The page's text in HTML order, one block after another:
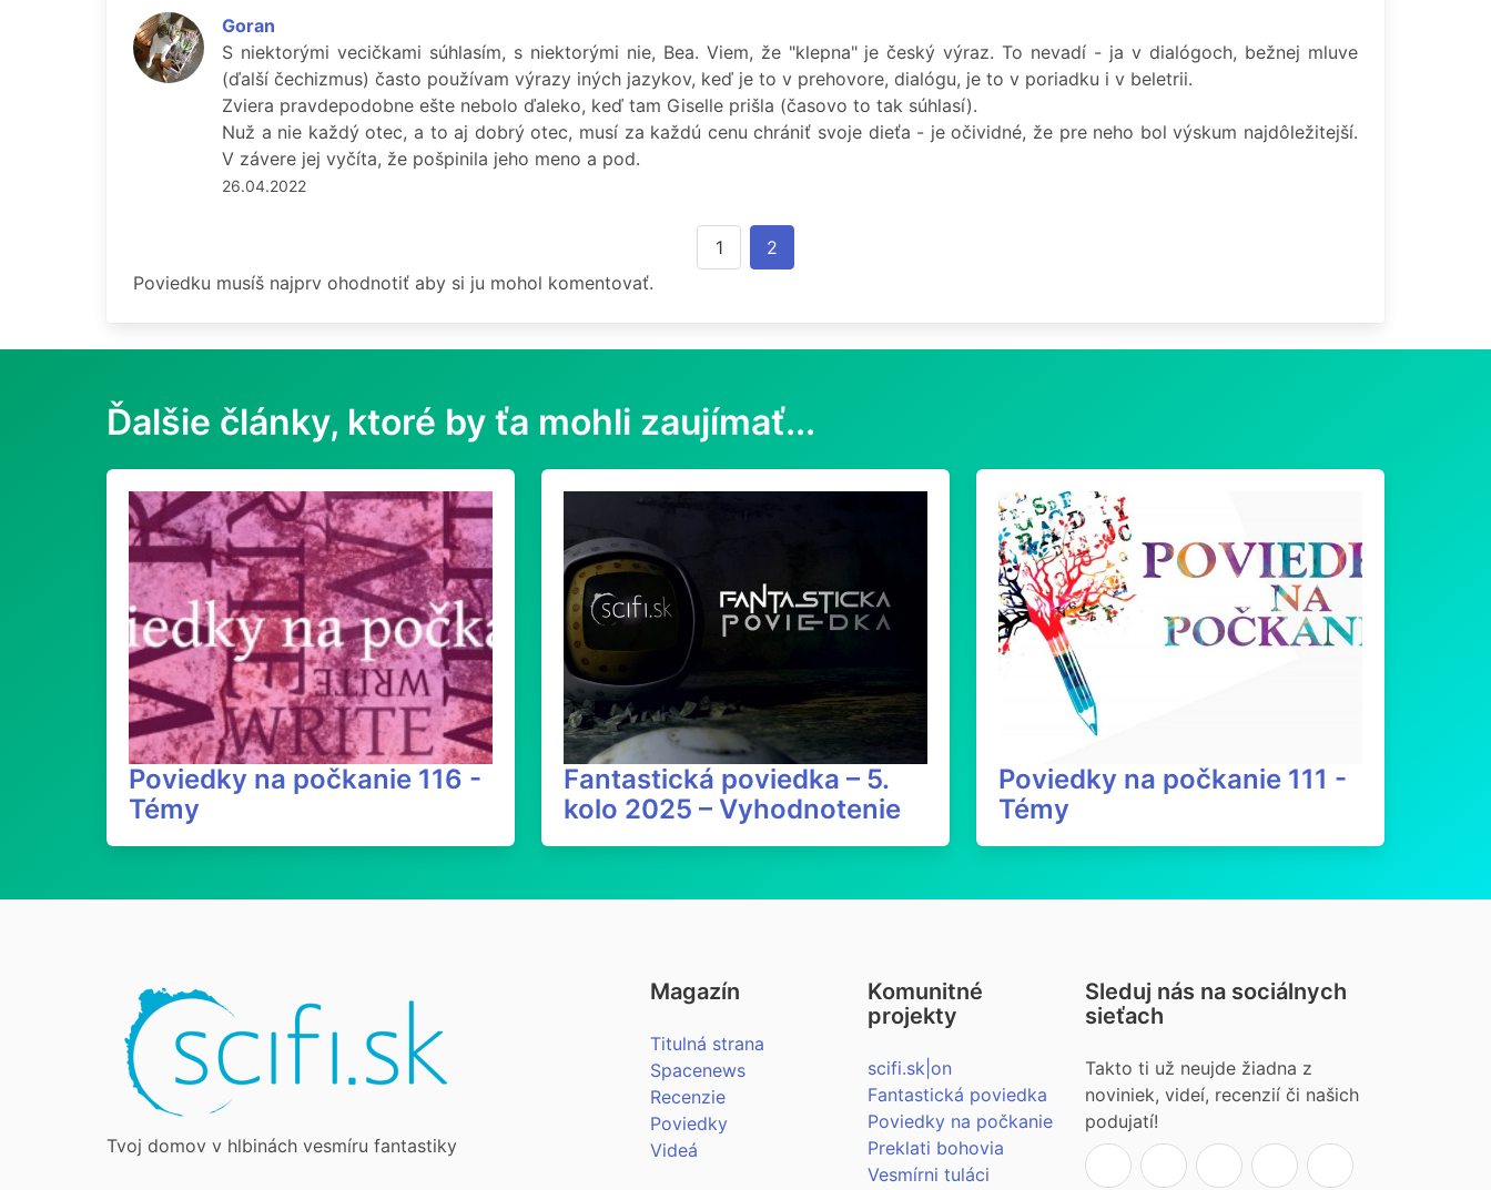
Goran
S niektorými vecičkami súhlasím, s niektorými nie, Bea. Viem, že "klepna" je český výraz. To nevadí - ja v dialógoch, bežnej mluve
(ďalší čechizmus) často používam výrazy iných jazykov, keď je to v prehovore, dialógu, je to v poriadku i v beletrii.
Zviera pravdepodobne ešte nebolo ďaleko, keď tam Giselle prišla (časovo to tak súhlasí).
Nuž a nie každý otec, a to aj dobrý otec, musí za každú cenu chrániť svoje dieťa - je očividné, že pre neho bol výskum najdôležitejší.
V závere jej vyčíta, že pošpinila jeho meno a pod.
26.04.2022
1
2
Poviedku musíš najprv ohodnotiť aby si ju mohol komentovať.
Ďalšie články, ktoré by ťa mohli zaujímať...
Poviedky na počkanie 116 -
Témy
Fantastická poviedka – 5.
kolo 2025 – Vyhodnotenie
Poviedky na počkanie 111 -
Témy
Tvoj domov v hlbinách vesmíru fantastiky
Magazín
Titulná strana
Spacenews
Recenzie
Poviedky
Videá
Komunitné
projekty
scifi.sk|on
Fantastická poviedka
Poviedky na počkanie
Preklati bohovia
Vesmírni tuláci
Sleduj nás na sociálnych
sieťach
Takto ti už neujde žiadna z
noviniek, videí, recenzií či našich
podujatí!